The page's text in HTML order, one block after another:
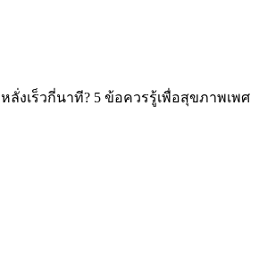
หลั่งเร็วกี่นาที? 5 ข้อควรรู้เพื่อสุขภาพเพศ